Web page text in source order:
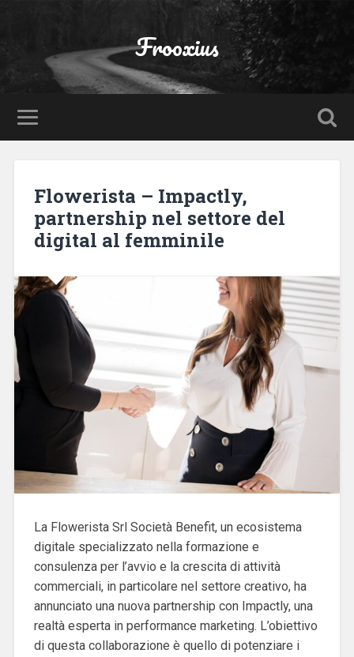
Frooxius
Flowerista – Impactly,
partnership nel settore del
digital al femminile
La Flowerista Srl Società Benefit, un ecosistema
digitale specializzato nella formazione e
consulenza per l’avvio e la crescita di attività
commerciali, in particolare nel settore creativo, ha
annunciato una nuova partnership con Impactly, una
realtà esperta in performance marketing. L’obiettivo
di questa collaborazione è quello di potenziare i